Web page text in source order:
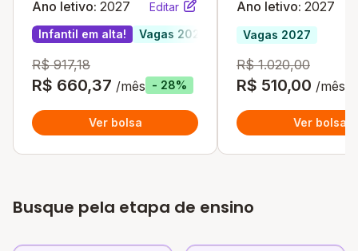
Ano letivo: 2027
Editar
Infantil em alta!
Vagas 2027
R$ 917,18
R$ 660,37 /mês - 28%
Ver bolsa
Ano letivo: 2027
Vagas 2027
R$ 1.020,00
R$ 510,00 /mês
Ver bolsa
Busque pela etapa de ensino